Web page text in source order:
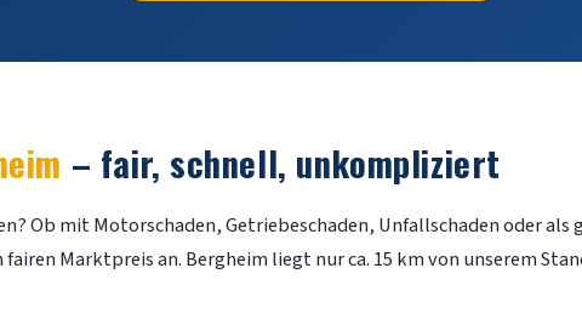
– fair, schnell, unkompliziert
Ob mit Motorschaden, Getriebeschaden, Unfallschaden oder
Marktpreis an. Bergheim liegt nur ca. 15 km von unserem